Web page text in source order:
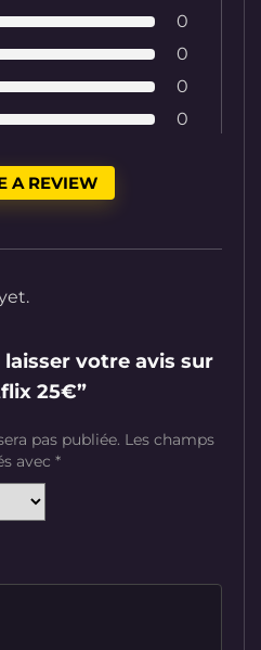
0
0
0
0
A REVIEW
votre avis sur
25€”
pas publiée. Les champs
avec *